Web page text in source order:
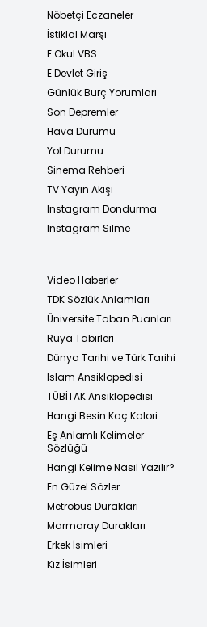
Nöbetçi Eczaneler
İstiklal Marşı
E Okul VBS
E Devlet Giriş
Günlük Burç Yorumları
Son Depremler
Hava Durumu
Yol Durumu
Sinema Rehberi
TV Yayın Akışı
Instagram Dondurma
Instagram Silme
Video Haberler
TDK Sözlük Anlamları
Üniversite Taban Puanları
Rüya Tabirleri
Dünya Tarihi ve Türk Tarihi
İslam Ansiklopedisi
TÜBİTAK Ansiklopedisi
Hangi Besin Kaç Kalori
Eş Anlamlı Kelimeler
Sözlüğü
Hangi Kelime Nasıl Yazılır?
En Güzel Sözler
Metrobüs Durakları
Marmaray Durakları
Erkek İsimleri
Kız İsimleri